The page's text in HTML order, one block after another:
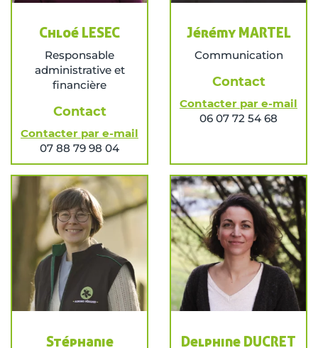
Chloé LESEC
Responsable
administrative et
financière
Contact
Contacter par e-mail
07 88 79 98 04
Jérémy MARTEL
Communication
Contact
Contacter par e-mail
06 07 72 54 68
Stéphanie
Delphine DUCRET